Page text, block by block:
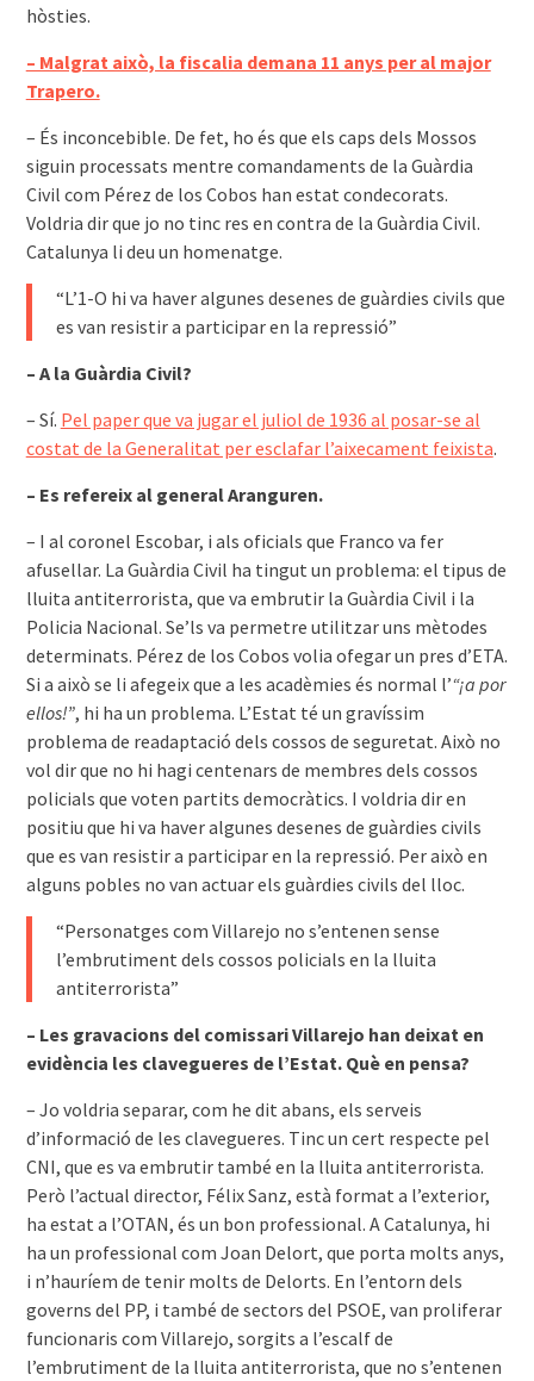
hòsties.
– Malgrat això, la fiscalia demana 11 anys per al major
Trapero.
– És inconcebible. De fet, ho és que els caps dels Mossos
siguin processats mentre comandaments de la Guàrdia
Civil com Pérez de los Cobos han estat condecorats.
Voldria dir que jo no tinc res en contra de la Guàrdia Civil.
Catalunya li deu un homenatge.
“L’1-O hi va haver algunes desenes de guàrdies civils que
es van resistir a participar en la repressió”
– A la Guàrdia Civil?
– Sí. Pel paper que va jugar el juliol de 1936 al posar-se al
costat de la Generalitat per esclafar l’aixecament feixista.
– Es refereix al general Aranguren.
– I al coronel Escobar, i als oficials que Franco va fer
afusellar. La Guàrdia Civil ha tingut un problema: el tipus de
lluita antiterrorista, que va embrutir la Guàrdia Civil i la
Policia Nacional. Se’ls va permetre utilitzar uns mètodes
determinats. Pérez de los Cobos volia ofegar un pres d’ETA.
Si a això se li afegeix que a les acadèmies és normal l’“¡a por
ellos!”, hi ha un problema. L’Estat té un gravíssim
problema de readaptació dels cossos de seguretat. Això no
vol dir que no hi hagi centenars de membres dels cossos
policials que voten partits democràtics. I voldria dir en
positiu que hi va haver algunes desenes de guàrdies civils
que es van resistir a participar en la repressió. Per això en
alguns pobles no van actuar els guàrdies civils del lloc.
“Personatges com Villarejo no s’entenen sense
l’embrutiment dels cossos policials en la lluita
antiterrorista”
– Les gravacions del comissari Villarejo han deixat en
evidència les clavegueres de l’Estat. Què en pensa?
– Jo voldria separar, com he dit abans, els serveis
d’informació de les clavegueres. Tinc un cert respecte pel
CNI, que es va embrutir també en la lluita antiterrorista.
Però l’actual director, Félix Sanz, està format a l’exterior,
ha estat a l’OTAN, és un bon professional. A Catalunya, hi
ha un professional com Joan Delort, que porta molts anys,
i n’hauríem de tenir molts de Delorts. En l’entorn dels
governs del PP, i també de sectors del PSOE, van proliferar
funcionaris com Villarejo, sorgits a l’escalf de
l’embrutiment de la lluita antiterrorista, que no s’entenen